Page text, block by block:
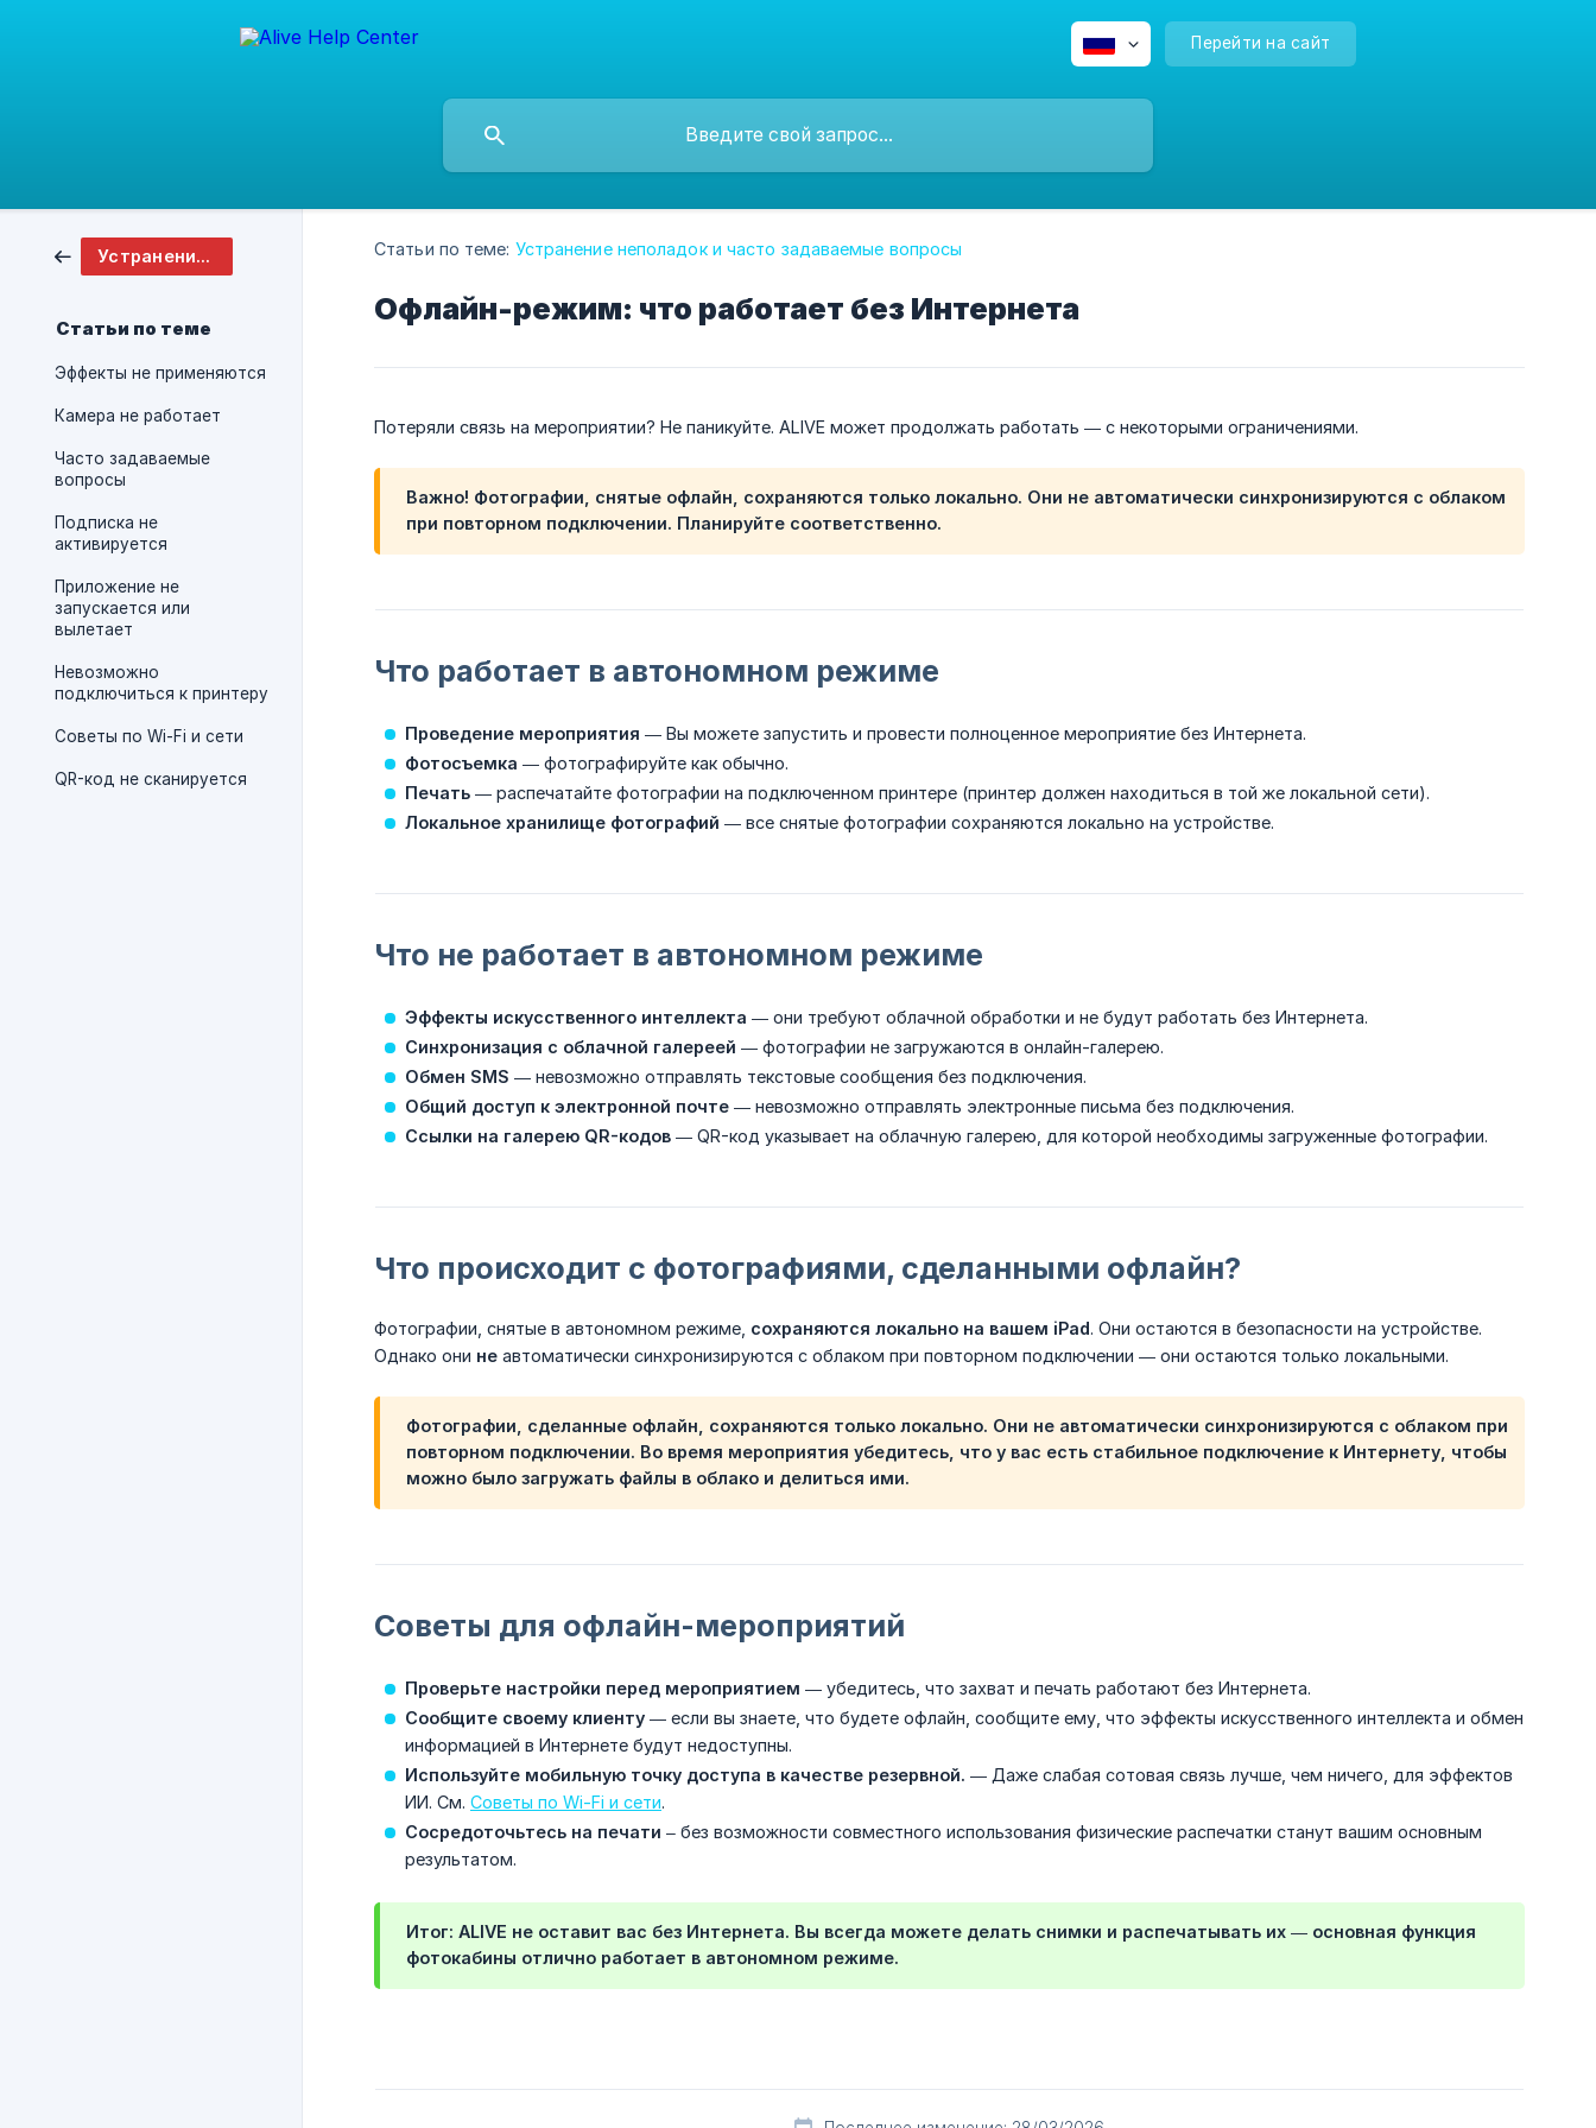
Перейти на сайт
Устранение неполадок и часто задаваемые вопросы
Статьи по теме
Эффекты не применяются
Камера не работает
Часто задаваемые
вопросы
Подписка не
активируется
Приложение не
запускается или
вылетает
Невозможно
подключиться к принтеру
Советы по Wi-Fi и сети
QR-код не сканируется
Статьи по теме: Устранение неполадок и часто задаваемые вопросы
Офлайн-режим: что работает без Интернета
Потеряли связь на мероприятии? Не паникуйте. ALIVE может продолжать работать — с некоторыми ограничениями.
Важно! Фотографии, снятые офлайн, сохраняются только локально. Они не автоматически синхронизируются с облаком
при повторном подключении. Планируйте соответственно.
Что работает в автономном режиме
Проведение мероприятия — Вы можете запустить и провести полноценное мероприятие без Интернета.
Фотосъемка — фотографируйте как обычно.
Печать — распечатайте фотографии на подключенном принтере (принтер должен находиться в той же локальной сети).
Локальное хранилище фотографий — все снятые фотографии сохраняются локально на устройстве.
Что не работает в автономном режиме
Эффекты искусственного интеллекта — они требуют облачной обработки и не будут работать без Интернета.
Синхронизация с облачной галереей — фотографии не загружаются в онлайн-галерею.
Обмен SMS — невозможно отправлять текстовые сообщения без подключения.
Общий доступ к электронной почте — невозможно отправлять электронные письма без подключения.
Ссылки на галерею QR-кодов — QR-код указывает на облачную галерею, для которой необходимы загруженные фотографии.
Что происходит с фотографиями, сделанными офлайн?
Фотографии, снятые в автономном режиме, сохраняются локально на вашем iPad. Они остаются в безопасности на устройстве.
Однако они не автоматически синхронизируются с облаком при повторном подключении — они остаются только локальными.
Фотографии, сделанные офлайн, сохраняются только локально. Они не автоматически синхронизируются с облаком при
повторном подключении. Во время мероприятия убедитесь, что у вас есть стабильное подключение к Интернету, чтобы
можно было загружать файлы в облако и делиться ими.
Советы для офлайн-мероприятий
Проверьте настройки перед мероприятием — убедитесь, что захват и печать работают без Интернета.
Сообщите своему клиенту — если вы знаете, что будете офлайн, сообщите ему, что эффекты искусственного интеллекта и обмен
информацией в Интернете будут недоступны.
Используйте мобильную точку доступа в качестве резервной. — Даже слабая сотовая связь лучше, чем ничего, для эффектов
ИИ. См. Советы по Wi-Fi и сети.
Сосредоточьтесь на печати – без возможности совместного использования физические распечатки станут вашим основным
результатом.
Итог: ALIVE не оставит вас без Интернета. Вы всегда можете делать снимки и распечатывать их — основная функция
фотокабины отлично работает в автономном режиме.